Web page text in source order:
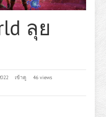
ลุย
เข้าดู
46 views